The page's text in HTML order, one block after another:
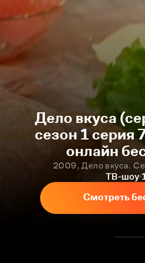
Дело вкуса
сезон 1 серия
онлайн
2009, Дело вкуса.
ТВ-шоу
Смотреть